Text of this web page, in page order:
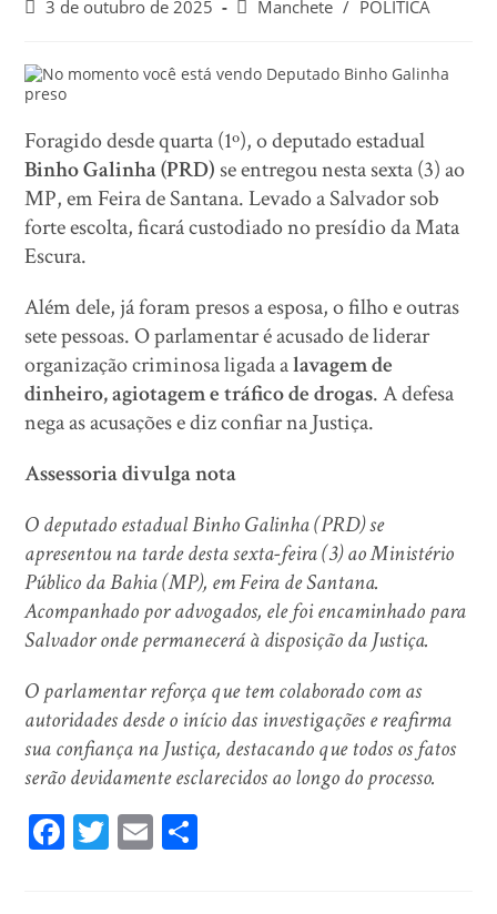
3 de outubro de 2025 Manchete / POLÍTICA
Foragido desde quarta (1º), o deputado estadual
Binho Galinha (PRD)se entregou nesta sexta (3) ao
MP, em Feira de Santana. Levado a Salvador sob
forte escolta, ficará custodiado no presídio da Mata
Escura.
Além dele, já foram presos a esposa, o filho e outras
sete pessoas. O parlamentar é acusado de liderar
organização criminosa ligada alavagem de
dinheiro, agiotagem e tráfico de drogas. A defesa
nega as acusações e diz confiar na Justiça.
Assessoria divulga nota
O deputado estadual Binho Galinha (PRD) se
apresentou na tarde desta sexta-feira (3) ao Ministério
Público da Bahia (MP), em Feira de Santana.
Acompanhado por advogados, ele foi encaminhado para
Salvador onde permanecerá à disposição da Justiça.
O parlamentar reforça que tem colaborado com as
autoridades desde o início das investigações e reafirma
sua confiança na Justiça, destacando que todos os fatos
serão devidamente esclarecidos ao longo do processo.
Fa T E